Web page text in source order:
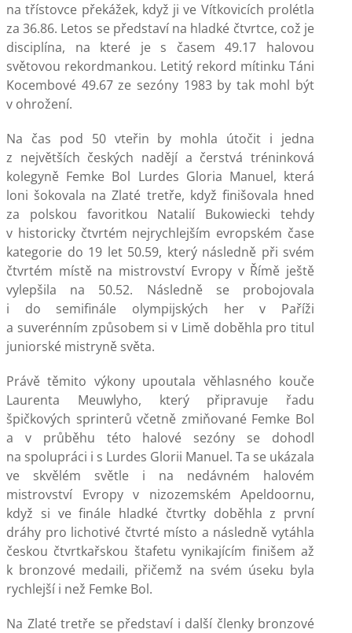
na třístovce překážek, když ji ve Vítkovicích prolétla
za 36.86. Letos se představí na hladké čtvrtce, což je
disciplína, na které je s časem 49.17 halovou
světovou rekordmankou. Letitý rekord mítinku Táni
Kocembové 49.67 ze sezóny 1983 by tak mohl být
v ohrožení.
Na čas pod 50 vteřin by mohla útočit i jedna
z největších českých nadějí a čerstvá tréninková
kolegyně Femke Bol Lurdes Gloria Manuel, která
loni šokovala na Zlaté tretře, když finišovala hned
za polskou favoritkou Natalií Bukowiecki tehdy
v historicky čtvrtém nejrychlejším evropském čase
kategorie do 19 let 50.59, který následně při svém
čtvrtém místě na mistrovství Evropy v Římě ještě
vylepšila na 50.52. Následně se probojovala
i do semifinále olympijských her v Paříži
a suverénním způsobem si v Limě doběhla pro titul
juniorské mistryně světa.
Právě těmito výkony upoutala věhlasného kouče
Laurenta Meuwlyho, který připravuje řadu
špičkových sprinterů včetně zmiňované Femke Bol
a v průběhu této halové sezóny se dohodl
na spolupráci i s Lurdes Glorii Manuel. Ta se ukázala
ve skvělém světle i na nedávném halovém
mistrovství Evropy v nizozemském Apeldoornu,
když si ve finále hladké čtvrtky doběhla z první
dráhy pro lichotivé čtvrté místo a následně vytáhla
českou čtvrtkařskou štafetu vynikajícím finišem až
k bronzové medaili, přičemž na svém úseku byla
rychlejší i než Femke Bol.
Na Zlaté tretře se představí i další členky bronzové